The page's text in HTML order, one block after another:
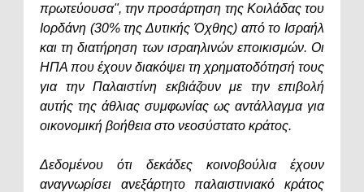
πρωτεύουσα", την προσάρτηση της Κοιλάδας του
Ιορδάνη (30% της Δυτικής Όχθης) από το Ισραήλ
και τη διατήρηση των ισραηλινών εποικισμών. Οι
ΗΠΑ που έχουν διακόψει τη χρηματοδότησή τους
για την Παλαιστίνη εκβιάζουν με την επιβολή
αυτής της άθλιας συμφωνίας ως αντάλλαγμα για
οικονομική βοήθεια στο νεοσύστατο κράτος.
Δεδομένου ότι δεκάδες κοινοβούλια έχουν
αναγνωρίσει ανεξάρτητο παλαιστινιακό κράτος